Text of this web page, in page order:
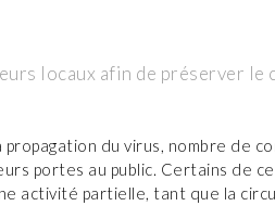
locaux afin de préserver le
du virus, nombre de
portes au public. Certains de
activité partielle, tant que la